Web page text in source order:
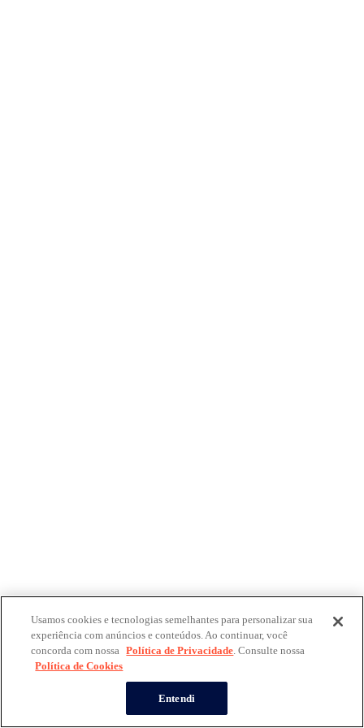
Usamos cookies e tecnologias semelhantes para personalizar sua
experiência com anúncios e conteúdos. Ao continuar, você
concorda com nossa Política de Privacidade. Consulte nossa
Política de Cookies
Entendi